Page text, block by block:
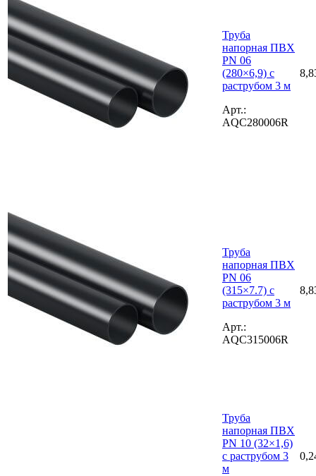
Труба
напорная ПВХ
PN 06
(280×6,9) с
раструбом 3 м
Арт.:
AQC280006R
Труба
напорная ПВХ
PN 06
(315×7.7) с
раструбом 3 м
Арт.:
AQC315006R
Труба
напорная ПВХ
PN 10 (32×1,6)
с раструбом 3
м